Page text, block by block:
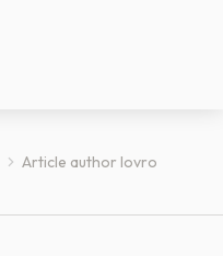
Article author lovro